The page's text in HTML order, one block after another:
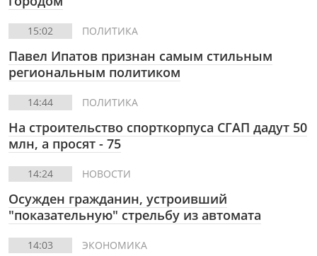
15:02 ПОЛИТИКА
Павел Ипатов признан самым стильным
региональным политиком
14:44 ПОЛИТИКА
На строительство спорткорпуса СГАП дадут 50
млн, а просят - 75
14:24 НОВОСТИ
Осужден гражданин, устроивший
"показательную" стрельбу из автомата
14:03 ЭКОНОМИКА